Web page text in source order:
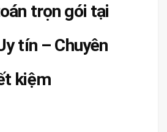
trọn gói tại
tín – Chuyên
kiệm